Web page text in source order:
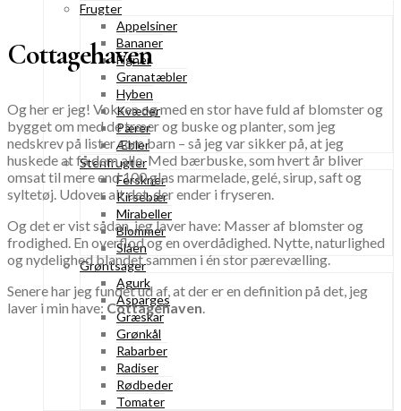
Frugter
Appelsiner
Bananer
Figner
Granatæbler
Hyben
Kvæder
Pærer
Æbler
Stenfrugter
Ferskner
Kirsebær
Mirabeller
Blommer
Slåen
Grøntsager
Agurk
Asparges
Græskar
Grønkål
Rabarber
Radiser
Rødbeder
Tomater
Cottagehaven
Og her er jeg! Voksen og med en stor have fuld af blomster og
bygget om med de træer og buske og planter, som jeg
nedskrev på lister som barn – så jeg var sikker på, at jeg
huskede at få dem alle. Med bærbuske, som hvert år bliver
omsat til mere end 100 glas marmelade, gelé, sirup, saft og
syltetøj. Udover alt det, der ender i fryseren.
Og det er vist sådan, jeg laver have: Masser af blomster og
frodighed. En overflod og en overdådighed. Nytte, naturlighed
og nydelighed blandet sammen i én stor pærevælling.
Senere har jeg fundet ud af, at der er en definition på det, jeg
laver i min have:Cottagehaven